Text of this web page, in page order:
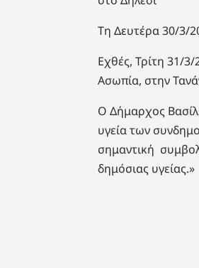
Τη Δευτέρα 30/3/
Εχθές, Τρίτη 31/
Ασωπία, στην
Ο Δήμαρχος
υγεία των
σημαντική
δημόσιας υγείας.»